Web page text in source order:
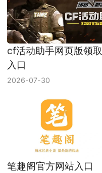
cf活动助手网页版领取
入口
2026-07-30
笔趣阁官方网站入口